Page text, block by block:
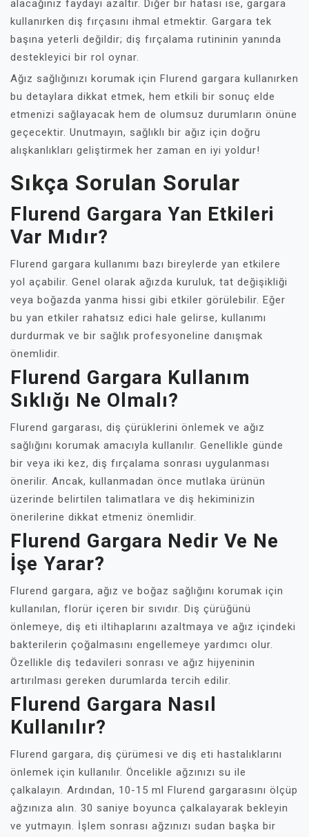
alacağınız faydayı azaltır. Diğer bir hatası ise, gargara
kullanırken diş fırçasını ihmal etmektir. Gargara tek
başına yeterli değildir; diş fırçalama rutininin yanında
destekleyici bir rol oynar.
Ağız sağlığınızı korumak için Flurend gargara kullanırken
bu detaylara dikkat etmek, hem etkili bir sonuç elde
etmenizi sağlayacak hem de olumsuz durumların önüne
geçecektir. Unutmayın, sağlıklı bir ağız için doğru
alışkanlıkları geliştirmek her zaman en iyi yoldur!
Sıkça Sorulan Sorular
Flurend Gargara Yan Etkileri
Var Mıdır?
Flurend gargara kullanımı bazı bireylerde yan etkilere
yol açabilir. Genel olarak ağızda kuruluk, tat değişikliği
veya boğazda yanma hissi gibi etkiler görülebilir. Eğer
bu yan etkiler rahatsız edici hale gelirse, kullanımı
durdurmak ve bir sağlık profesyoneline danışmak
önemlidir.
Flurend Gargara Kullanım
Sıklığı Ne Olmalı?
Flurend gargarası, diş çürüklerini önlemek ve ağız
sağlığını korumak amacıyla kullanılır. Genellikle günde
bir veya iki kez, diş fırçalama sonrası uygulanması
önerilir. Ancak, kullanmadan önce mutlaka ürünün
üzerinde belirtilen talimatlara ve diş hekiminizin
önerilerine dikkat etmeniz önemlidir.
Flurend Gargara Nedir Ve Ne
İşe Yarar?
Flurend gargara, ağız ve boğaz sağlığını korumak için
kullanılan, florür içeren bir sıvıdır. Diş çürüğünü
önlemeye, diş eti iltihaplarını azaltmaya ve ağız içindeki
bakterilerin çoğalmasını engellemeye yardımcı olur.
Özellikle diş tedavileri sonrası ve ağız hijyeninin
artırılması gereken durumlarda tercih edilir.
Flurend Gargara Nasıl
Kullanılır?
Flurend gargara, diş çürümesi ve diş eti hastalıklarını
önlemek için kullanılır. Öncelikle ağzınızı su ile
çalkalayın. Ardından, 10-15 ml Flurend gargarasını ölçüp
ağzınıza alın. 30 saniye boyunca çalkalayarak bekleyin
ve yutmayın. İşlem sonrası ağzınızı sudan başka bir